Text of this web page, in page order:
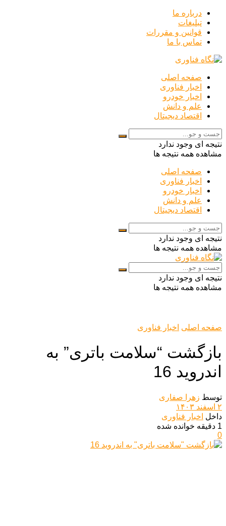
درباره ما
تبلیغات
قوانین و مقررات
تماس با ما
صفحه اصلی
اخبار فناوری
اخبار خودرو
علم و دانش
اقتصاد دیجیتال
نتیجه ای وجود ندارد
مشاهده همه نتیجه ها
صفحه اصلی
اخبار فناوری
اخبار خودرو
علم و دانش
اقتصاد دیجیتال
نتیجه ای وجود ندارد
مشاهده همه نتیجه ها
نتیجه ای وجود ندارد
مشاهده همه نتیجه ها
صفحه اصلی اخبار فناوری
بازگشت “سلامت باتری” به
اندروید 16
توسط زهرا صفاری
۲ اسفند ۱۴۰۳
داخل اخبار فناوری
1 دقیقه خوانده شده
0